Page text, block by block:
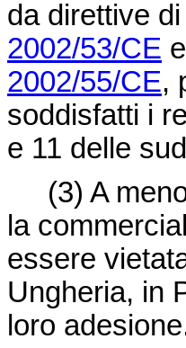
da direttive
2002/53/CE
2002/55/CE,
soddisfatti i
e 11 delle
(3) A
la
essere
Ungheria, in
loro